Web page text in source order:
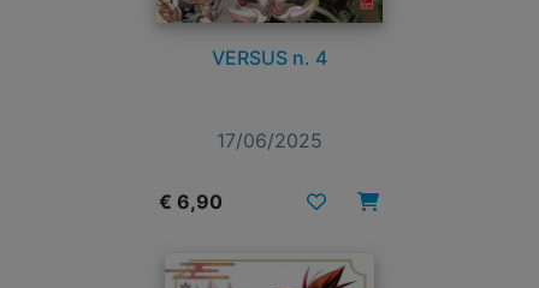
VERSUS n. 4
17/06/2025
€ 6,90